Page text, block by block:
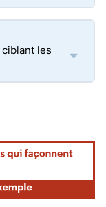
les